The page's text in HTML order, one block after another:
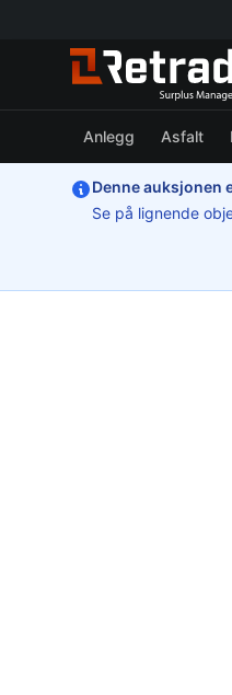
Anlegg Asfalt
Denne auksjonen
Se på lignende